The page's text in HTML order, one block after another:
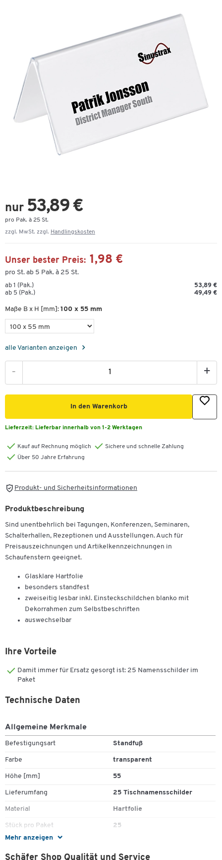
nur 53,89 €
pro Pak. à 25 St.
zzgl. MwSt. zzgl. Handlingskosten
Unser bester Preis: 1,98 €
pro St. ab 5 Pak. à 25 St.
ab 1 (Pak.)
53,89 €
ab 5 (Pak.)
49,49 €
Maße B x H [mm]: 100 x 55 mm
alle Varianten anzeigen
- +
In den Warenkorb
Lieferzeit: Lieferbar innerhalb von 1-2 Werktagen
Kauf auf Rechnung möglich
Sichere und schnelle Zahlung
Über 50 Jahre Erfahrung
Produkt- und Sicherheitsinformationen
Produktbeschreibung
Sind unentbehrlich bei Tagungen, Konferenzen, Seminaren,
Schalterhallen, Rezeptionen und Ausstellungen. Auch für
Preisauszeichnungen und Artikelkennzeichnungen in
Schaufenstern geeignet.
Glasklare Hartfolie
besonders standfest
zweiseitig lesbar inkl. Einsteckschildchen blanko mit
Dekorrahmen zum Selbstbeschriften
auswechselbar
Ihre Vorteile
Damit immer für Ersatz gesorgt ist: 25 Namensschilder im
Paket
Mehr anzeigen
Technische Daten
Allgemeine Merkmale
Befestigungsart Standfuß
Farbe transparent
Höhe [mm] 55
Lieferumfang 25 Tischnamensschilder
Material Hartfolie
Stück pro Paket 25
Typ
Schäfer Shop Qualität und Service